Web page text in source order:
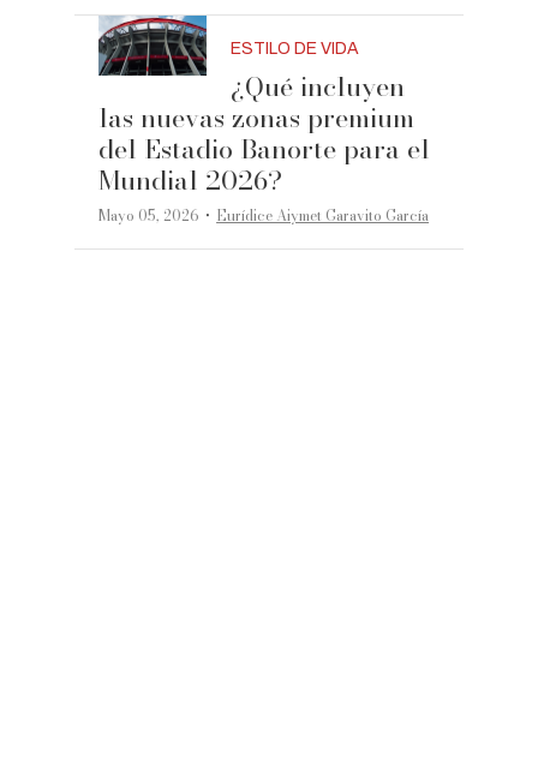
ESTILO DE VIDA
¿Qué incluyen
las nuevas zonas premium
del Estadio Banorte para el
Mundial 2026?
Mayo 05, 2026 ·Eurídice Aiymet Garavito García